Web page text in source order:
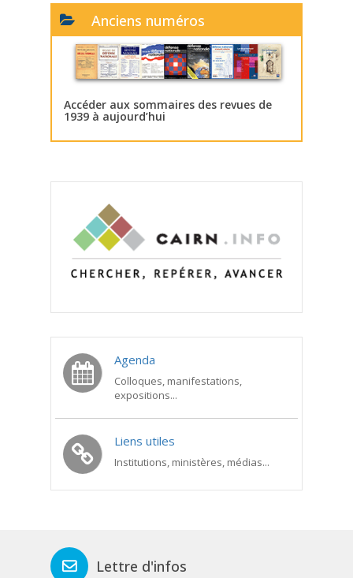
Anciens numéros
Accéder aux sommaires des revues de
1939 à aujourd’hui
Agenda
Colloques, manifestations,
expositions...
Liens utiles
Institutions, ministères, médias...
Lettre d'infos